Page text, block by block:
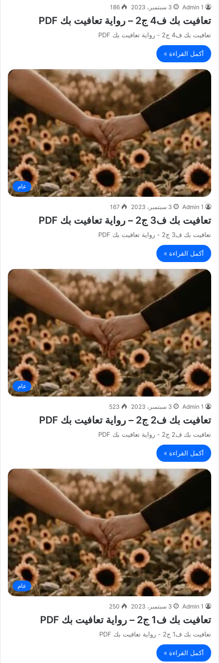
Admin 1 3 سبتمبر، 2023 186
تعافيت بك ف4 ج2 – رواية تعافيت بك PDF
تعافيت بك ف4 ج2 - رواية تعافيت بك PDF
أكمل القراءة »
عام
Admin 1 3 سبتمبر، 2023 167
تعافيت بك ف3 ج2 – رواية تعافيت بك PDF
تعافيت بك ف3 ج2 - رواية تعافيت بك PDF
أكمل القراءة »
عام
Admin 1 3 سبتمبر، 2023 523
تعافيت بك ف2 ج2 – رواية تعافيت بك PDF
تعافيت بك ف2 ج2 - رواية تعافيت بك PDF
أكمل القراءة »
عام
Admin 1 3 سبتمبر، 2023 250
تعافيت بك ف1 ج2 – رواية تعافيت بك PDF
تعافيت بك ف1 ج2 - رواية تعافيت بك PDF
أكمل القراءة »